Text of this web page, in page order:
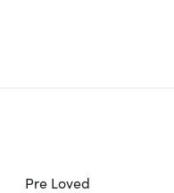
Pre Loved